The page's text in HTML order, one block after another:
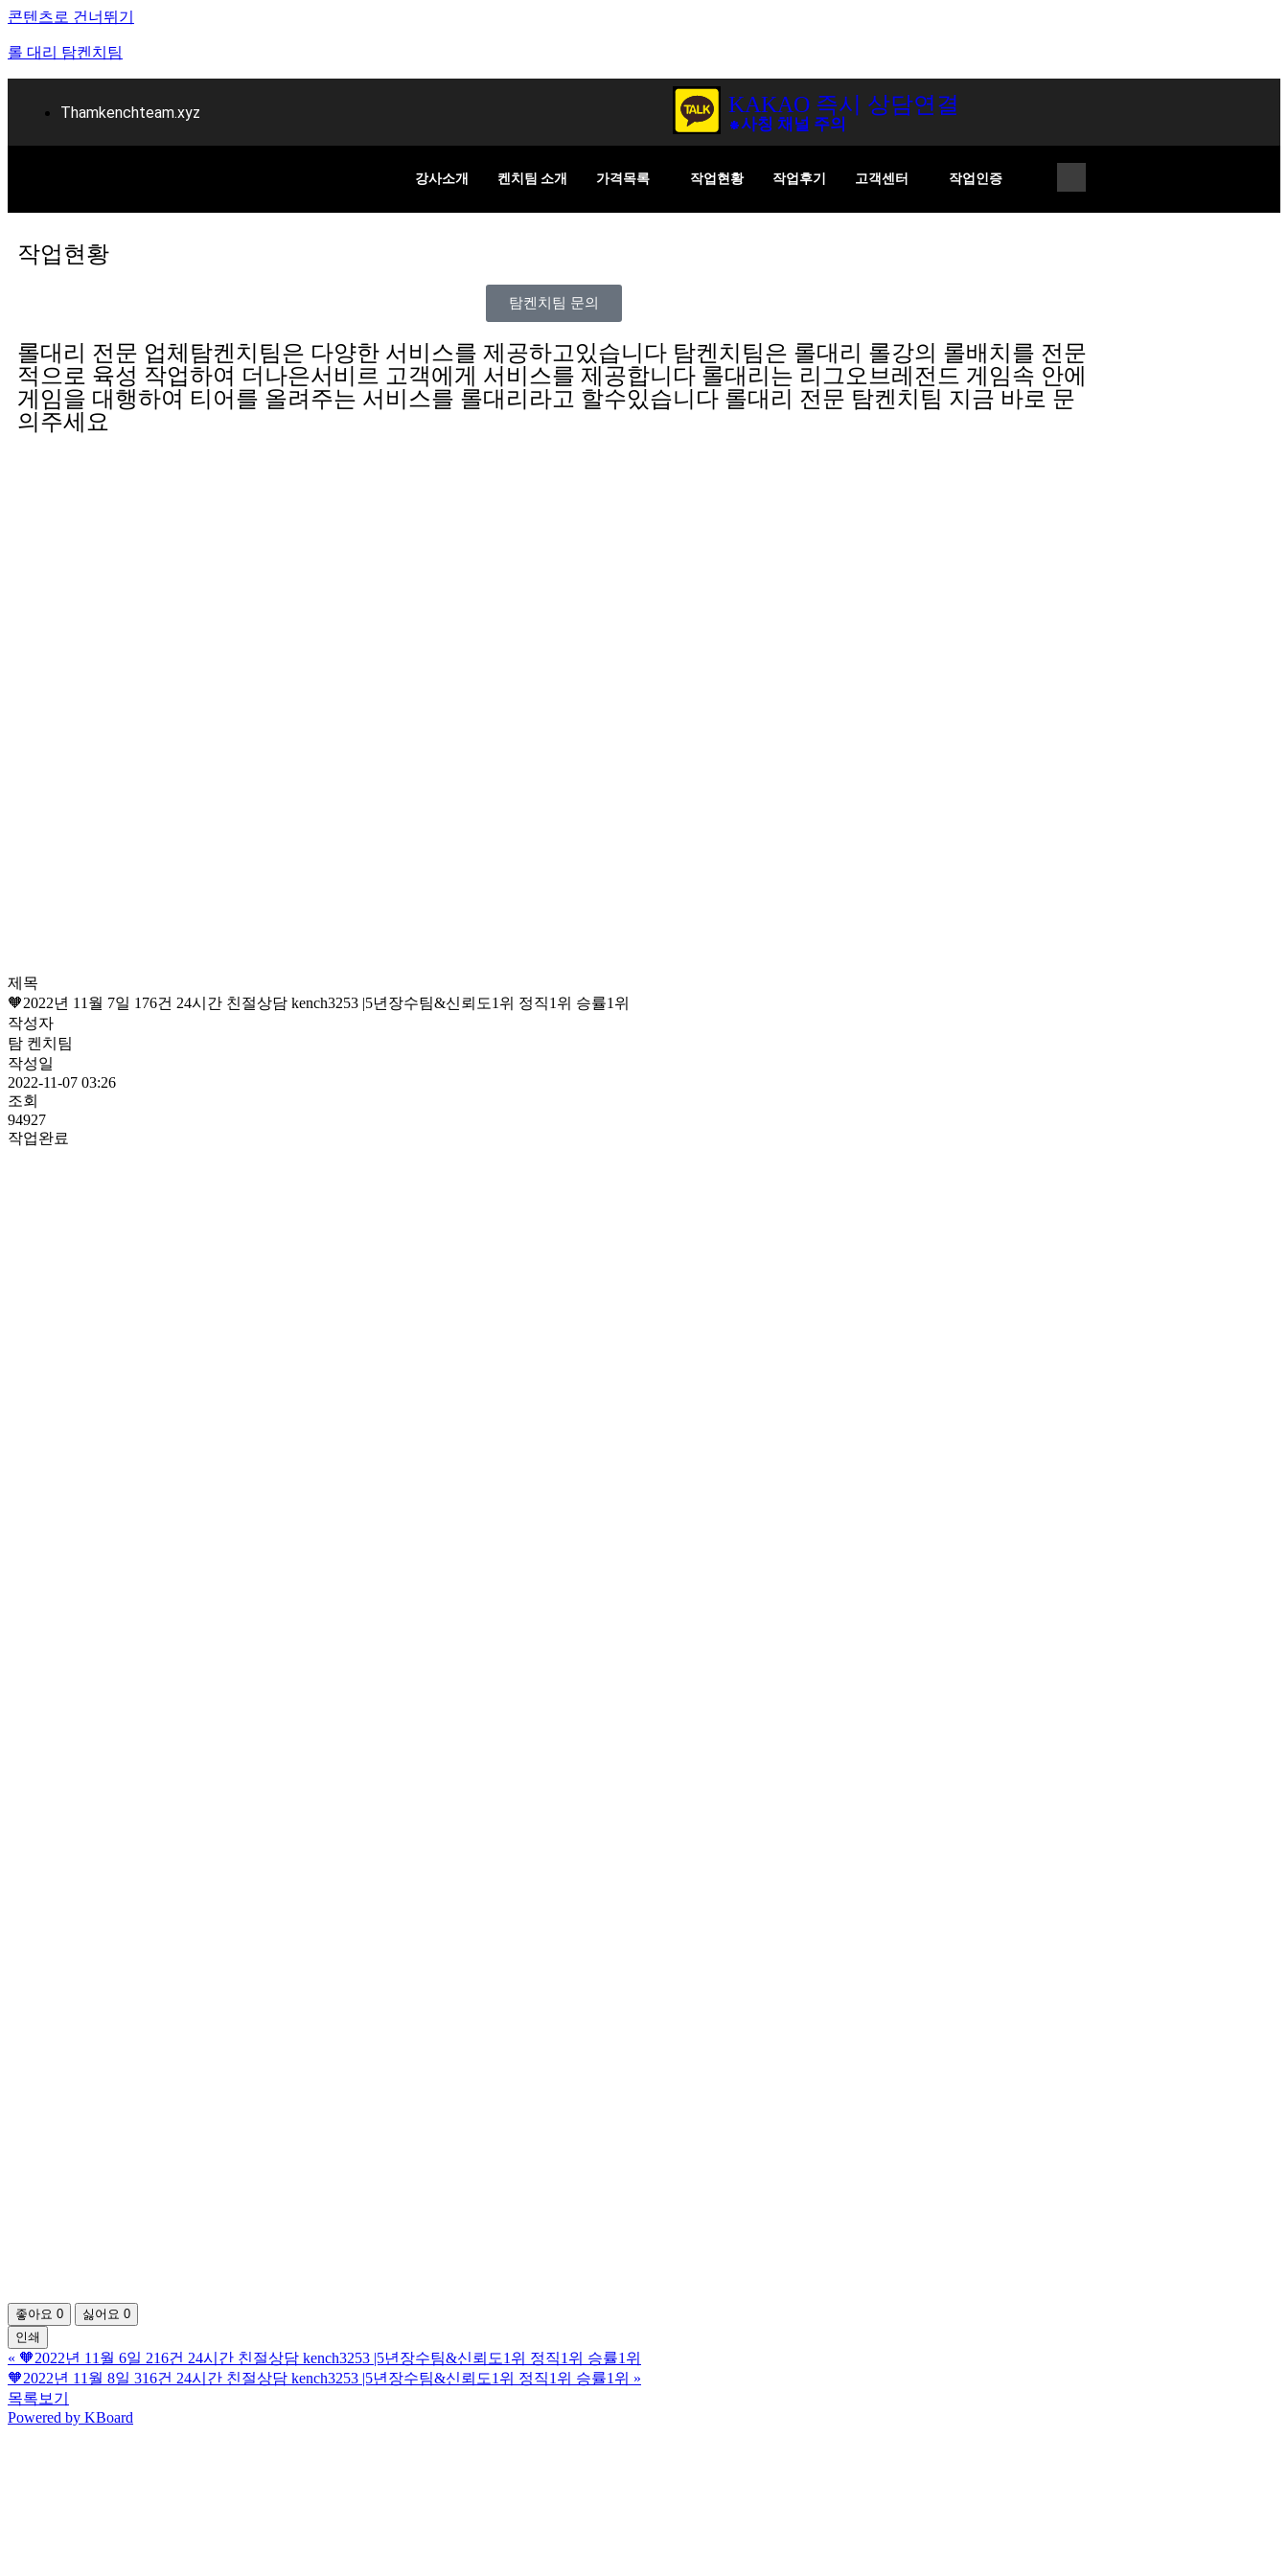
콘텐츠로 건너뛰기
롤 대리 탐켄치팀
Thamkenchteam.xyz KAKAO 즉시 상담연결
⁕사칭 채널 주의
강사소개 켄치팀 소개 가격목록 작업현황 작업후기 고객센터 작업인증
작업현황
탐켄치팀 문의
롤대리 전문 업체탐켄치팀은 다양한 서비스를 제공하고있습니다 탐켄치팀은 롤대리 롤강의 롤배치를 전문
적으로 육성 작업하여 더나은서비르 고객에게 서비스를 제공합니다 롤대리는 리그오브레전드 게임속 안에
게임을 대행하여 티어를 올려주는 서비스를 롤대리라고 할수있습니다 롤대리 전문 탐켄치팀 지금 바로 문
의주세요
제목
🧡2022년 11월 7일 176건 24시간 친절상담 kench3253 |5년장수팀&신뢰도1위 정직1위 승률1위
작성자
탐 켄치팀
작성일
2022-11-07 03:26
조회
94927
작업완료
좋아요 0 싫어요 0
인쇄
« 🧡2022년 11월 6일 216건 24시간 친절상담 kench3253 |5년장수팀&신뢰도1위 정직1위 승률1위
🧡2022년 11월 8일 316건 24시간 친절상담 kench3253 |5년장수팀&신뢰도1위 정직1위 승률1위 »
목록보기
Powered by KBoard